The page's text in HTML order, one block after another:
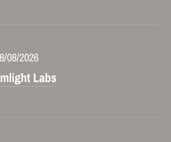
08/2026
Labs